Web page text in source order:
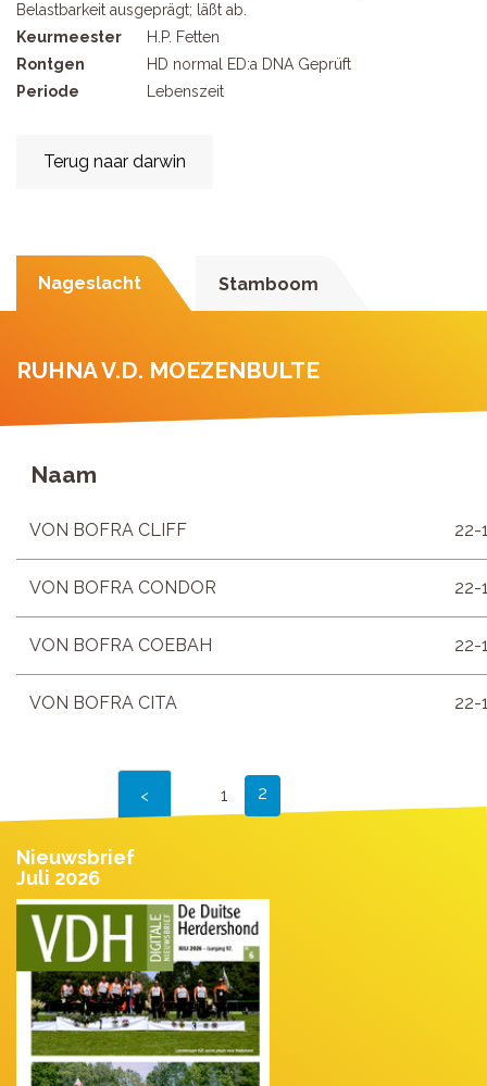
Belastbarkeit ausgeprägt; läßt ab.
Keurmeester
H.P. Fetten
Rontgen
HD normal ED:a DNA Geprüft
Periode
Lebenszeit
Terug naar darwin
Nageslacht Stamboom
RUHNA V.D. MOEZENBULTE
Naam
VON BOFRA CLIFF 22-
VON BOFRA CONDOR 22-
VON BOFRA COEBAH 22-
VON BOFRA CITA 22-
1 2
Nieuwsbrief
Juli 2026